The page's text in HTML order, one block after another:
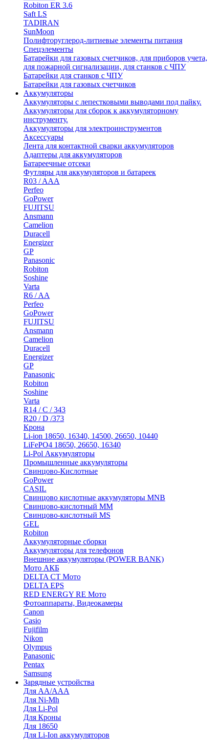
Robiton ER 3.6
Saft LS
TADIRAN
SunMoon
Полифторуглерод-литиевые элементы питания
Спецэлементы
Батарейки для газовых счетчиков, для приборов учета,
для пожарной сигнализации, для станков с ЧПУ
Батарейки для станков с ЧПУ
Батарейки для газовых счетчиков
Аккумуляторы
Аккумуляторы с лепестковыми выводами под пайку.
Аккумуляторы для сборок к аккумуляторному
инструменту.
Аккумуляторы для электроинструментов
Аксессуары
Лента для контактной сварки аккумуляторов
Адаптеры для аккумуляторов
Батареечные отсеки
Футляры для аккумуляторов и батареек
R03 / AAA
Perfeo
GoPower
FUJITSU
Ansmann
Camelion
Duracell
Energizer
GP
Panasonic
Robiton
Soshine
Varta
R6 / AA
Perfeo
GoPower
FUJITSU
Ansmann
Camelion
Duracell
Energizer
GP
Panasonic
Robiton
Soshine
Varta
R14 / C / 343
R20 / D /373
Крона
Li-ion 18650, 16340, 14500, 26650, 10440
LiFePO4 18650, 26650, 16340
Li-Pol Аккумуляторы
Промышленные аккумуляторы
Свинцово-Кислотные
GoPower
CASIL
Свинцово кислотные аккумуляторы MNB
Cвинцово-кислотный MM
Cвинцово-кислотный MS
GEL
Robiton
Аккумуляторные сборки
Аккумуляторы для телефонов
Внешние аккумуляторы (POWER BANK)
Мото АКБ
DELTA CT Мото
DELTA EPS
RED ENERGY RE Мото
Фотоаппараты, Видеокамеры
Canon
Casio
Fujifilm
Nikon
Olympus
Panasonic
Pentax
Samsung
Зарядные устройства
Для AA/AAA
Для Ni-Mh
Для Li-Pol
Для Кроны
Для 18650
Для Li-Ion аккумуляторов